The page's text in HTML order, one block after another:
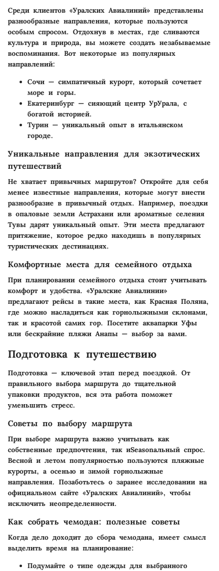
Среди клиентов «Уралских Авиалиний» представлены
разнообразные направления, которые пользуются
особым спросом. Отдохнув в местах, где сливаются
культура и природа, вы можете создать незабываемые
воспоминания. Вот некоторые из популярных
направлений:
Сочи — симпатичный курорт, который сочетает
море и горы.
Екатеринбург — сияющий центр УрУрала, с
богатой историей.
Турин — уникальный опыт в итальянском
городе.
Уникальные направления для экзотических
путешествий
Не хватает привычных маршрутов? Откройте для себя
менее известные направления, которые могут внести
разнообразие в привычный отдых. Например, поездки
в опаловые земли Астрахани или ароматные селения
Тувы дарят уникальный опыт. Эти места предлагают
притяжение, которое редко находишь в популярных
туристических дестинациях.
Комфортные места для семейного отдыха
При планировании семейного отдыха стоит учитывать
комфорт и удобства. «Уралские Авиалинии»
предлагают рейсы в такие места, как Красная Поляна,
где можно насладиться как горнолыжными склонами,
так и красотой самих гор. Посетите аквапарки Уфы
или бескрайние пляжи Анапы — выбор за вами.
Подготовка к путешествию
Подготовка — ключевой этап перед поездкой. От
правильного выбора маршрута до тщательной
упаковки продуктов, вся эта работа поможет
уменьшить стресс.
Советы по выбору маршрута
При выборе маршрута важно учитывать как
собственные предпочтения, так иSeasonальный спрос.
Весной и летом популярностью пользуются пляжные
курорты, а осенью и зимой горнолыжные
направления. Позаботьтесь о заранее исследовании на
официальном сайте «Уралских Авиалиний», чтобы
исключить неопределенности.
Как собрать чемодан: полезные советы
Когда дело доходит до сбора чемодана, имеет смысл
выделить время на планирование:
Подумайте о типе одежды для выбранного